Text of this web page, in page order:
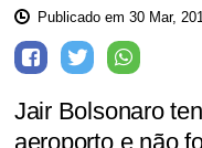
Publicado em 30 Mar,
Jair Bolsonaro
aeroporto e não